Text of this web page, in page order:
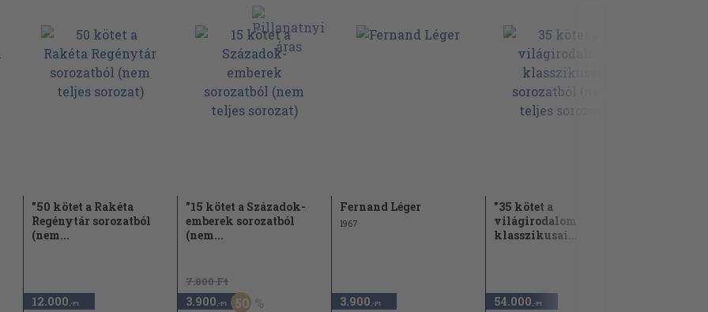
"50 kötet a Rakéta
Regénytár sorozatból
(nem...
12.000 ,-Ft
"15 kötet a Századok-
emberek sorozatból
(nem...
7.800 Ft
3.900 ,-Ft 50
Fernand Léger
1967
3.900 ,-Ft
"35 kötet a
világirodalom
klasszikusai...
54.000 ,-Ft